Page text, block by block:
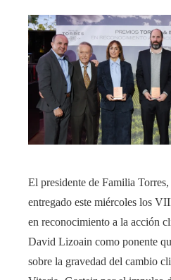
El presidente de Familia
entregado este miércoles los
en reconocimiento a la acción
David Lizoain como ponente
sobre la gravedad del cambio